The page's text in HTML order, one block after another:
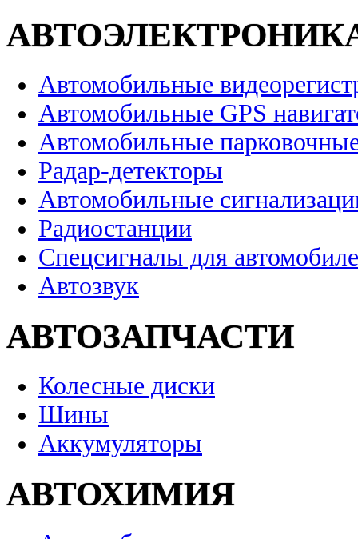
Автомобильные
Автомобильные GPS
Автомобильные
Радар-детекторы
Автомобильные
Радиостанции
Спецсигналы для
Автозвук
АВТОЗАПЧАСТИ
Колесные диски
Шины
Аккумуляторы
АВТОХИМИЯ